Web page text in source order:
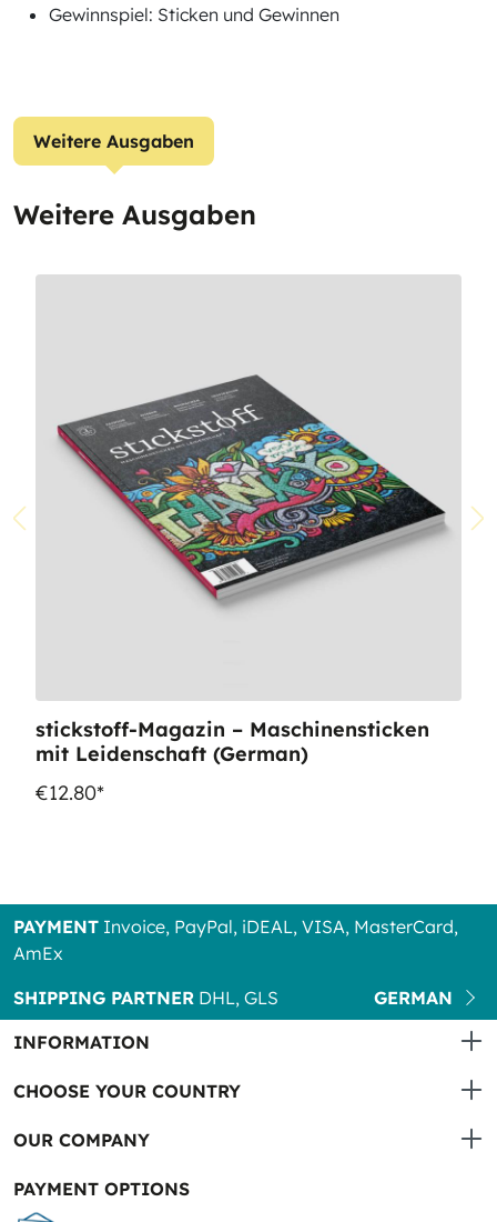
Gewinnspiel: Sticken und Gewinnen
Weitere Ausgaben
Weitere Ausgaben
stickstoff-Magazin – Maschinensticken
mit Leidenschaft (German)
€12.80*
PAYMENT Invoice, PayPal, iDEAL, VISA, MasterCard,
AmEx
SHIPPING PARTNER DHL, GLS
GERMAN
INFORMATION
CHOOSE YOUR COUNTRY
OUR COMPANY
PAYMENT OPTIONS